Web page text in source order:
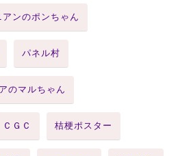
アンのポンちゃん
パネル村
のマルちゃん
ＣＧＣ 桔梗ポスター